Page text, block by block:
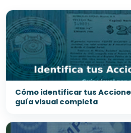
Cómo identificar tus
guía visual completa